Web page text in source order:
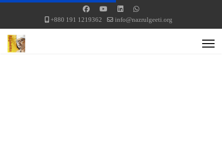
+880 191 1219362 info@nazrulgeeti.org